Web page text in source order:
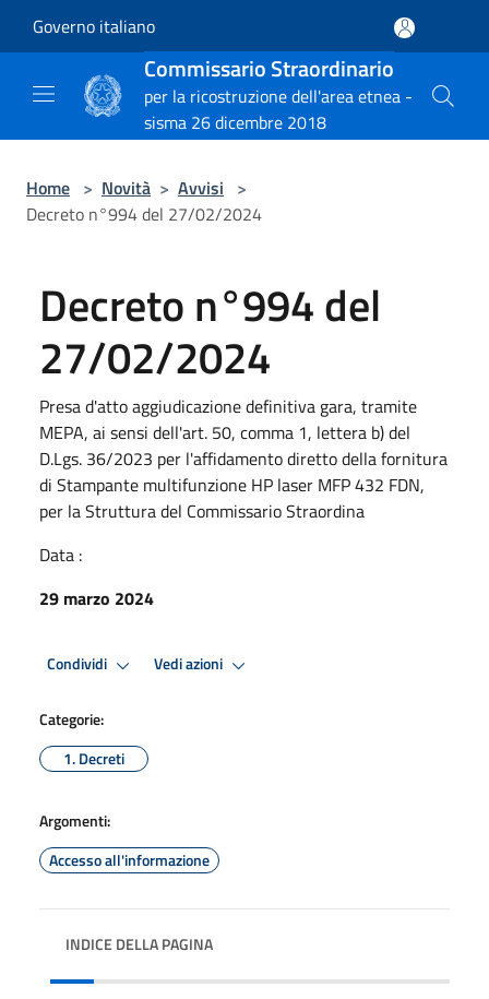
Governo italiano
Commissario Straordinario
per la ricostruzione dell'area etnea -
sisma 26 dicembre 2018
Home > Novità > Avvisi >
Decreto n°994 del 27/02/2024
Decreto n°994 del
27/02/2024
Presa d'atto aggiudicazione definitiva gara, tramite
MEPA, ai sensi dell'art. 50, comma 1, lettera b) del
D.Lgs. 36/2023 per l'affidamento diretto della fornitura
di Stampante multifunzione HP laser MFP 432 FDN,
per la Struttura del Commissario Straordina
Data :
29 marzo 2024
Condividi Vedi azioni
Categorie:
1. Decreti
Argomenti:
Accesso all'informazione
INDICE DELLA PAGINA